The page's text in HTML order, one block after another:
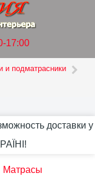
17:00
и подматрасники
доставки у
Матрасы